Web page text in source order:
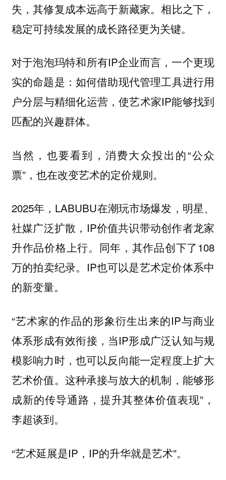
失，其修复成本远高于新藏家。相比之下，
稳定可持续发展的成长路径更为关键。
对于泡泡玛特和所有IP企业而言，一个更现
实的命题是：如何借助现代管理工具进行用
户分层与精细化运营，使艺术家IP能够找到
匹配的兴趣群体。
当然，也要看到，消费大众投出的“公众
票”，也在改变艺术的定价规则。
2025年，LABUBU在潮玩市场爆发，明星、
社媒广泛扩散，IP价值共识带动创作者龙家
升作品价格上行。同年，其作品创下了108
万的拍卖纪录。IP也可以是艺术定价体系中
的新变量。
“艺术家的作品的形象衍生出来的IP与商业
体系形成有效衔接，当IP形成广泛认知与规
模影响力时，也可以反向能一定程度上扩大
艺术价值。这种承接与放大的机制，能够形
成新的传导通路，提升其整体价值表现”，
李超谈到。
“艺术延展是IP，IP的升华就是艺术”。